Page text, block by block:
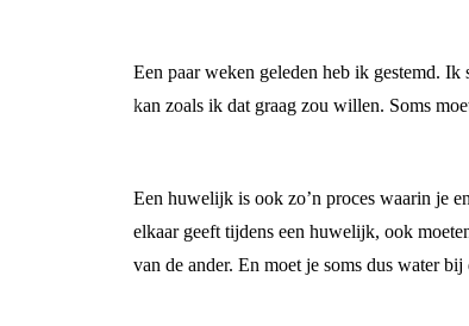
Een paar weken geleden heb ik gestemd. Ik
kan zoals ik dat graag zou willen. Soms
Een huwelijk is ook zo’n proces waarin je
elkaar geeft tijdens een huwelijk, ook
van de ander. En moet je soms dus water